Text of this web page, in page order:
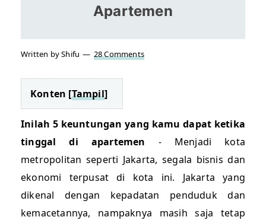
Apartemen
Written by Shifu 28 Comments
Konten [Tampil]
Inilah 5 keuntungan yang kamu dapat ketika
tinggal di apartemen - Menjadi kota
metropolitan seperti Jakarta, segala bisnis dan
ekonomi terpusat di kota ini. Jakarta yang
dikenal dengan kepadatan penduduk dan
kemacetannya, nampaknya masih saja tetap